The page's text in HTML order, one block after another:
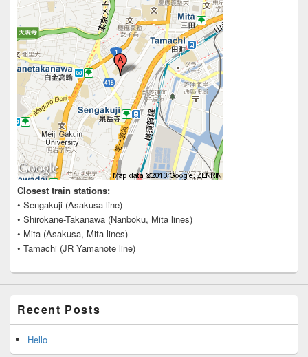
Closest train stations:
• Sengakuji (Asakusa line)
• Shirokane-Takanawa (Nanboku, Mita lines)
• Mita (Asakusa, Mita lines)
• Tamachi (JR Yamanote line)
Recent Posts
Hello